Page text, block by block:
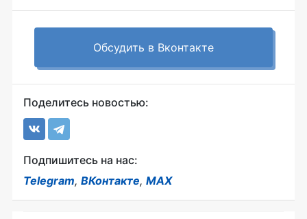
Обсудить в Вконтакте
Поделитесь новостью:
Подпишитесь на нас:
Telegram, ВКонтакте, MAX